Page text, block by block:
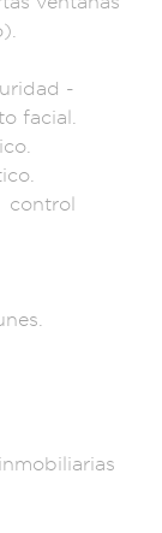
ridad -
facial.
control
obiliarias